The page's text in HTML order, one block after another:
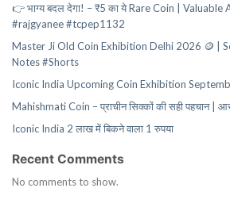
👉 भाग्य बदल देगा! – ₹5 का ये Rare Coin | Valuable
#rajgyanee #tcpep1132
Master Ji Old Coin Exhibition Delhi 2026 🪙 |
Notes #Shorts
Iconic India Upcoming Coin Exhibition
Mahishmati Coin – प्राचीन सिक्कों की सही पहचान |
Iconic India 2 लाख में बिकने वाला 1 रुपया
Recent Comments
No comments to show.